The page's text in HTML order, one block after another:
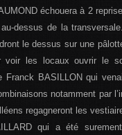
échouera à 2
dessus de la
le dessus sur une
les locaux ouvrir le
Franck BASILLON qui
notamment par
regagneront les
qui a été